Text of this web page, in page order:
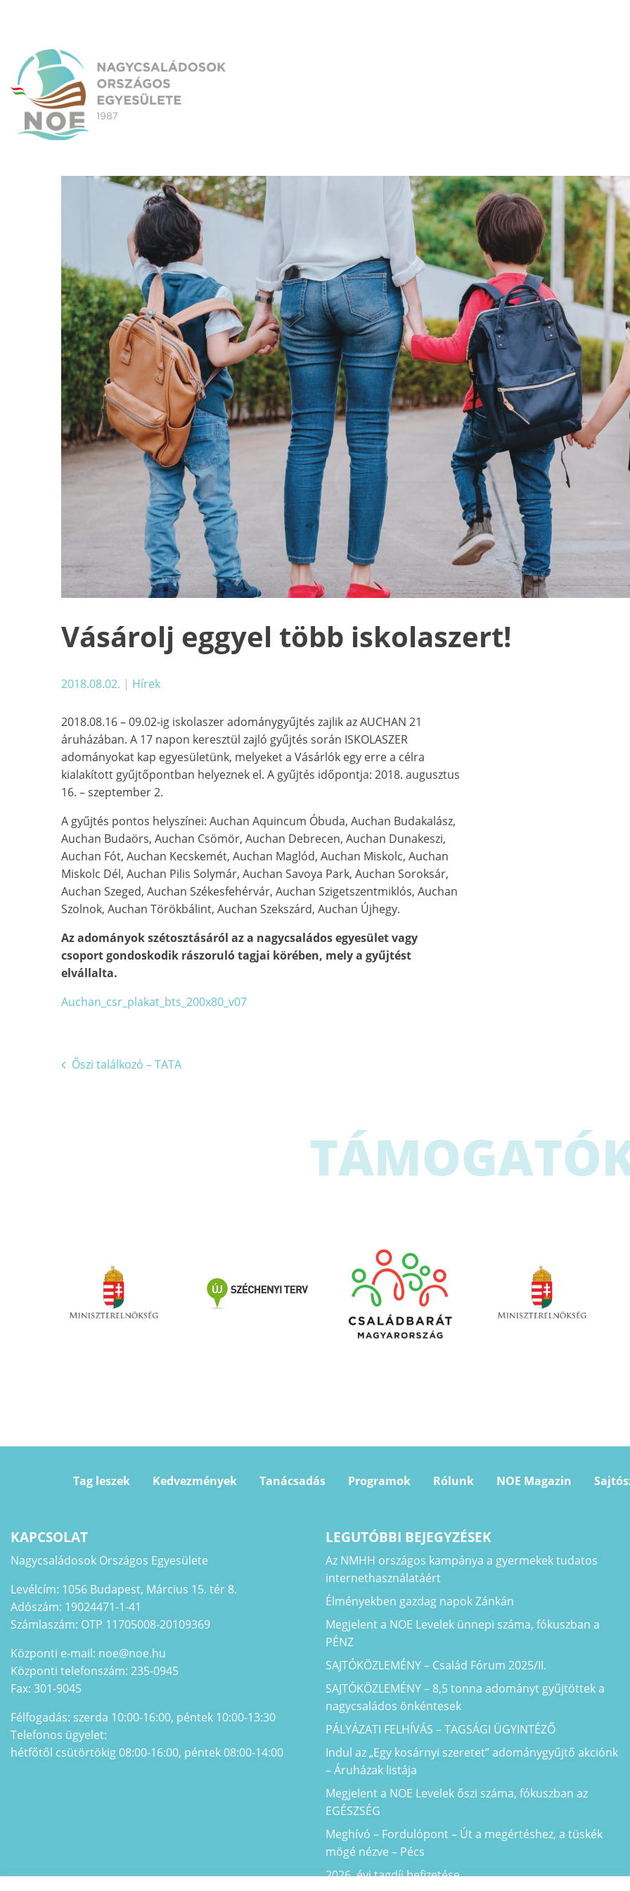
Vásárolj eggyel több iskolaszert!
2018.08.02. | Hírek
2018.08.16 – 09.02-ig iskolaszer adománygyűjtés zajlik az AUCHAN 21
áruházában. A 17 napon keresztül zajló gyűjtés során ISKOLASZER
adományokat kap egyesületünk, melyeket a Vásárlók egy erre a célra
kialakított gyűjtőpontban helyeznek el. A gyűjtés időpontja: 2018. augusztus
16. – szeptember 2.
A gyűjtés pontos helyszínei: Auchan Aquincum Óbuda, Auchan Budakalász,
Auchan Budaörs, Auchan Csömör, Auchan Debrecen, Auchan Dunakeszi,
Auchan Fót, Auchan Kecskemét, Auchan Maglód, Auchan Miskolc, Auchan
Miskolc Dél, Auchan Pilis Solymár, Auchan Savoya Park, Auchan Soroksár,
Auchan Szeged, Auchan Székesfehérvár, Auchan Szigetszentmiklós, Auchan
Szolnok, Auchan Törökbálint, Auchan Szekszárd, Auchan Újhegy.
Az adományok szétosztásáról az a nagycsaládos egyesület vagy
csoport gondoskodik rászoruló tagjai körében, melya gyűjtést
elvállalta.
Auchan_csr_plakat_bts_200x80_v07
Bejegyzés
Őszi találkozó – TATA
Tag leszek Kedvezmények Tanácsadás Programok Rólunk NOE Magazin
KAPCSOLAT
Nagycsaládosok Országos Egyesülete
Levélcím: 1056 Budapest, Március 15. tér 8.
Adószám: 19024471-1-41
Számlaszám: OTP 11705008-20109369
Központi e-mail: noe@noe.hu
Központi telefonszám: 235-0945
Fax: 301-9045
Félfogadás: szerda 10:00-16:00, péntek 10:00-13:30
Telefonos ügyelet:
hétfőtől csütörtökig 08:00-16:00, péntek 08:00-14:00
LEGUTÓBBI BEJEGYZÉSEK
Az NMHH országos kampánya a gyermekek tudatos
internethasználatáért
Élményekben gazdag napok Zánkán
Megjelent a NOE Levelek ünnepi száma, fókuszban a
PÉNZ
SAJTÓKÖZLEMÉNY – Család Fórum 2025/II.
SAJTÓKÖZLEMÉNY – 8,5 tonna adományt gyűjtöttek a
nagycsaládos önkéntesek
PÁLYÁZATI FELHÍVÁS – TAGSÁGI ÜGYINTÉZŐ
Indul az „Egy kosárnyi szeretet” adománygyűjtő akciónk
– Áruházak listája
Megjelent a NOE Levelek őszi száma, fókuszban az
EGÉSZSÉG
Meghívó – Fordulópont – Út a megértéshez, a tüskék
mögé nézve – Pécs
2026. évi tagdíj befizetése